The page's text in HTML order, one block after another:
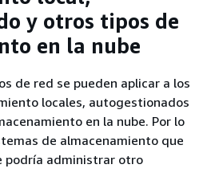
y otros tipos de
en la nube
de red se pueden aplicar a los
locales, autogestionados
en la nube. Por lo
de almacenamiento que
podría administrar otro